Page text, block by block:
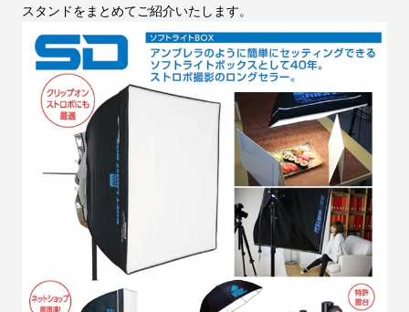
スタンドをまとめてご紹介いたします。